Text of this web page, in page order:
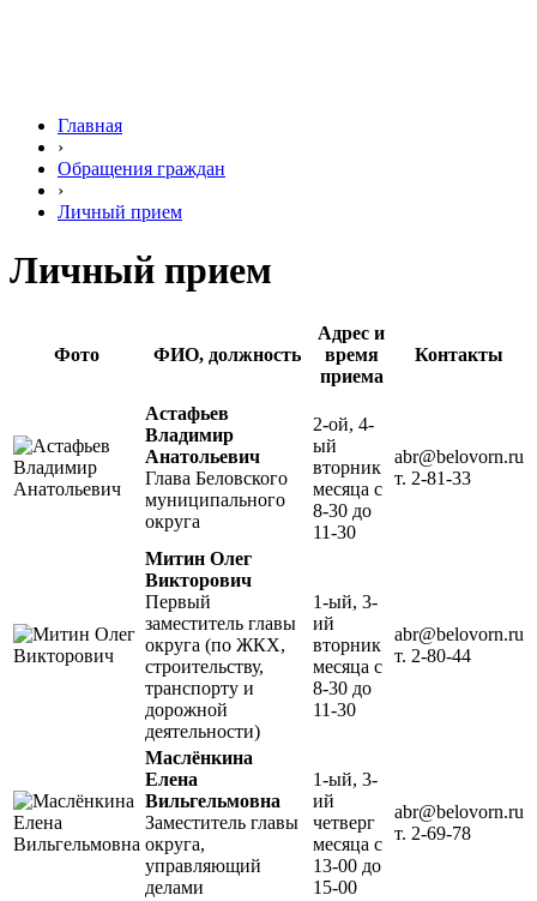
Главная
›
Обращения граждан
›
Личный прием
Личный прием
Фото ФИО, должность
Адрес и
время
приема
Контакты
Астафьев
Владимир
Анатольевич
Глава Беловского
муниципального
округа
2-ой, 4-
ый
вторник
месяца с
8-30 до
11-30
abr@belovorn.ru
т. 2-81-33
Митин Олег
Викторович
Первый
заместитель главы
округа (по ЖКХ,
строительству,
транспорту и
дорожной
деятельности)
1-ый, 3-
ий
вторник
месяца с
8-30 до
11-30
abr@belovorn.ru
т. 2-80-44
Маслёнкина
Елена
Вильгельмовна
Заместитель главы
округа,
управляющий
делами
1-ый, 3-
ий
четверг
месяца с
13-00 до
15-00
abr@belovorn.ru
т. 2-69-78